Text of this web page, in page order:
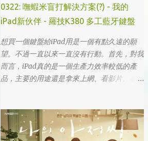
0322: 嘸蝦米盲打解決方案(?) - 我的
iPad新伙伴 - 羅技K380 多工藍牙鍵盤
想買一個鍵盤給iPad用是一個有點久遠的願
望。不過一直以來一直沒有行動。首先，對我
而言，iPad真的是一個生產力效率較低的產
品，主要的用途還是拿來上網、看影片、看小
出不太想帶滑鼠，所以動作還是比較慢)，這
兩者還是有效率多了。 想來想去，iPad能夠